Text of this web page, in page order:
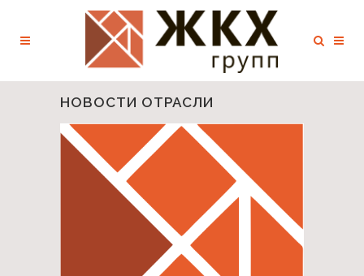
НОВОСТИ ОТРАСЛИ